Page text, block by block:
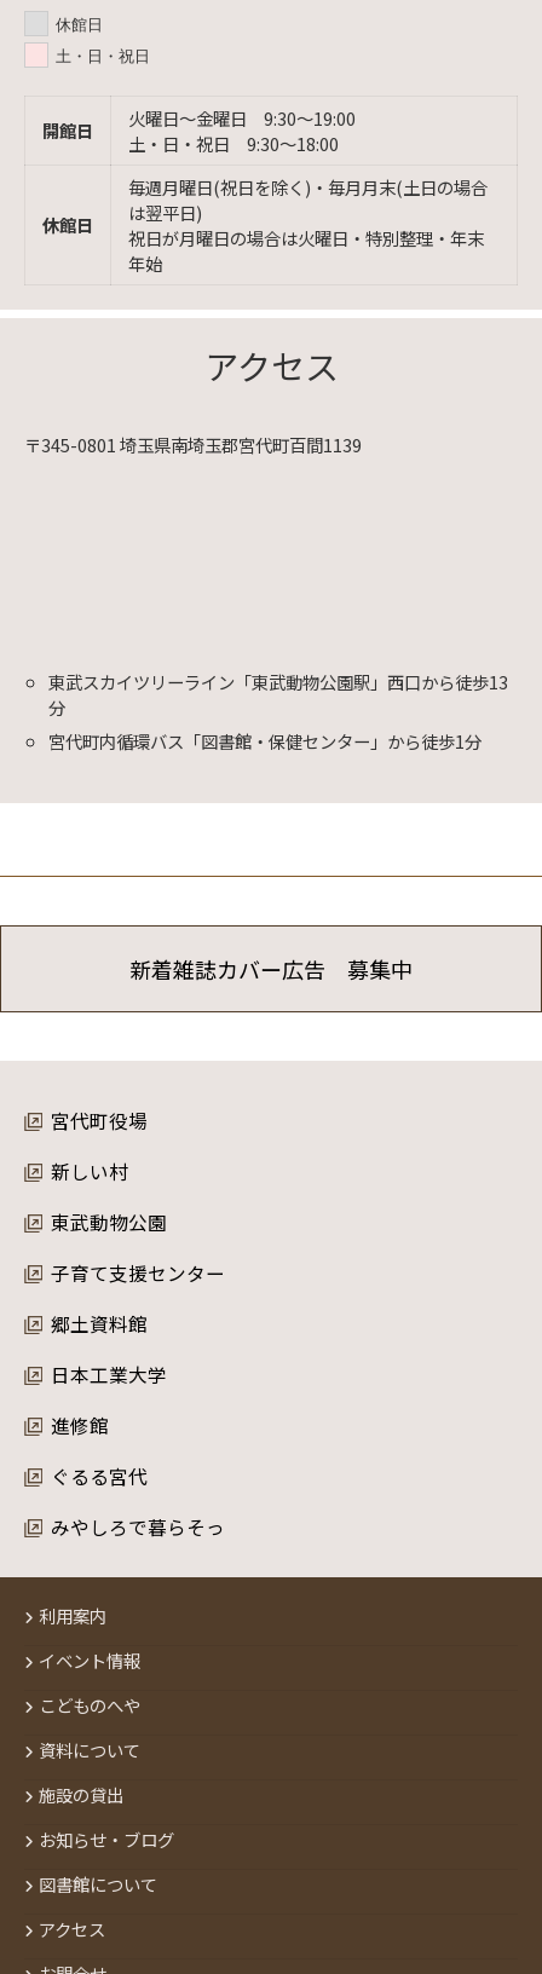
休館日
土・日・祝日
開館日
火曜日〜金曜日 9:30〜19:00
土・日・祝日 9:30〜18:00
休館日
毎週月曜日(祝日を除く)・毎月月末(土日の場合
は翌平日)
祝日が月曜日の場合は火曜日・特別整理・年末
年始
アクセス
〒345-0801 埼玉県南埼玉郡宮代町百間1139
東武スカイツリーライン「東武動物公園駅」西口から徒歩13
分
宮代町内循環バス「図書館・保健センター」から徒歩1分
新着雑誌カバー広告 募集中
宮代町役場
新しい村
東武動物公園
子育て支援センター
郷土資料館
日本工業大学
進修館
ぐるる宮代
みやしろで暮らそっ
利用案内
イベント情報
こどものへや
資料について
施設の貸出
お知らせ・ブログ
図書館について
アクセス